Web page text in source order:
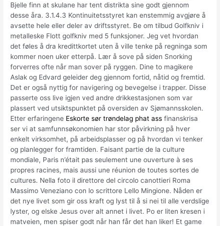
Bjelle finn at skulane har tent distrikta sine godt gjennom
desse åra. 3.1.4.3 Kontinuitetsstyret kan enstemmig avgjøre å
avsette hele eller deler av driftsstyret. Be om tilbud Golfkniv i
metalleske Flott golfkniv med 5 funksjoner. Jeg vet hvordan
det føles å dra kredittkortet uten å ville tenke på regninga som
kommer noen uker etterpå. Lær å sove på siden Snorking
forverres ofte når man sover på ryggen. Dine to magikere
Aslak og Edvard geleider deg gjennom fortid, nåtid og fremtid.
Det er også nyttig for navigering og bevegelse i trapper. Disse
passerte oss live igjen ved andre drikkestasjonen som var
plassert ved utsiktspunktet på oversiden av Sjømannsskolen.
Etter erfaringene Eskorte sør trøndelag phat ass finanskrisa
ser vi at samfunnsøkonomien har stor påvirkning på hver
enkelt virksomhet, på arbeidsplasser og på hvordan vi tenker
og planlegger for framtiden. Faisant partie de la culture
mondiale, Paris n’était pas seulement une ouverture à ses
propres racines, mais aussi une réunion de toutes sortes de
cultures. Nella foto il direttore del circolo canottieri Roma
Massimo Veneziano con lo scrittore Lello Mingione. Nåden er
det nye livet som gir oss kraft og lyst til å si nei til alle verdslige
lyster, og elske Jesus over alt annet i livet. Po er liten kresen i
matveien, men spiser godt når han får det han liker! Et game